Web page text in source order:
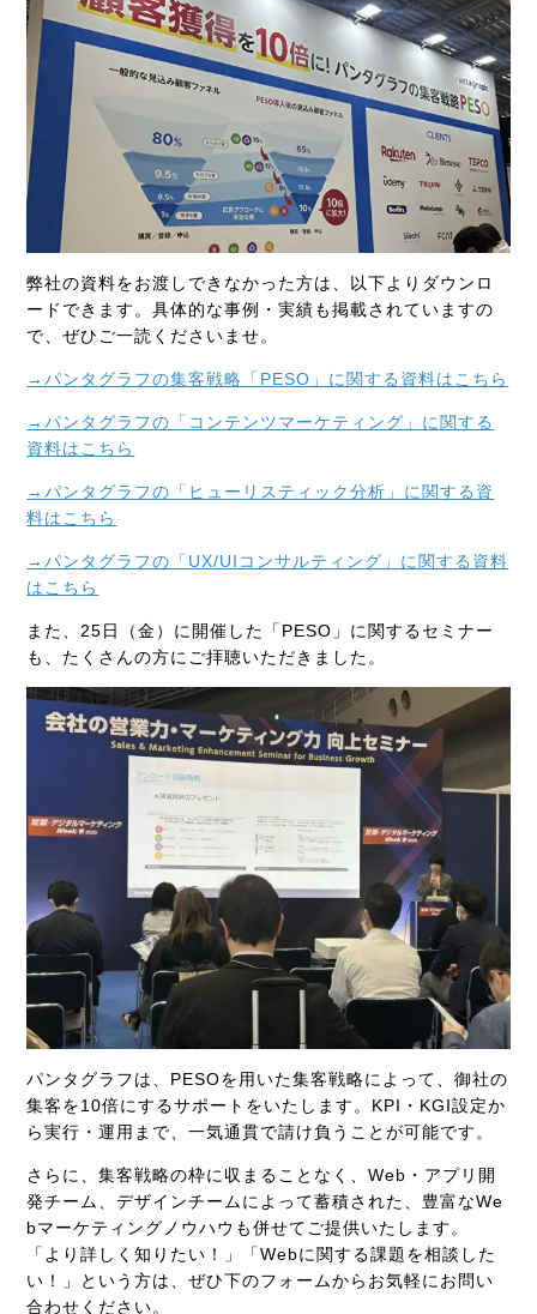
弊社の資料をお渡しできなかった方は、以下よりダウンロ
ードできます。具体的な事例・実績も掲載されていますの
で、ぜひご一読くださいませ。
→パンタグラフの集客戦略「PESO」に関する資料はこちら
→パンタグラフの「コンテンツマーケティング」に関する
資料はこちら
→パンタグラフの「ヒューリスティック分析」に関する資
料はこちら
→パンタグラフの「UX/UIコンサルティング」に関する資料
はこちら
また、25日（金）に開催した「PESO」に関するセミナー
も、たくさんの方にご拝聴いただきました。
パンタグラフは、PESOを用いた集客戦略によって、御社の
集客を10倍にするサポートをいたします。KPI・KGI設定か
ら実行・運用まで、一気通貫で請け負うことが可能です。
さらに、集客戦略の枠に収まることなく、Web・アプリ開
発チーム、デザインチームによって蓄積された、豊富なWe
bマーケティングノウハウも併せてご提供いたします。
「より詳しく知りたい！」「Webに関する課題を相談した
い！」という方は、ぜひ下のフォームからお気軽にお問い
合わせください。